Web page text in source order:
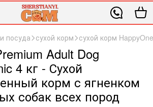
посуда сухой корм сухой корм HappyOne
Adult Dog
4 кг - Сухой
корм с ягненком
собак всех пород